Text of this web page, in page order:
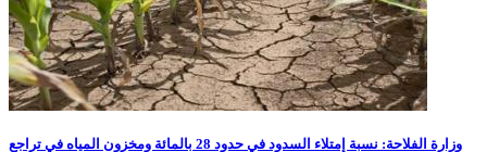
وزارة الفلاحة: نسبة إمتلاء السدود في حدود 28 بالمائة ومخزون المياه في تراجع